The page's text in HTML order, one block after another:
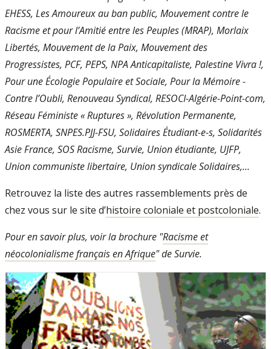
EHESS, Les Amoureux au ban public, Mouvement contre le
Racisme et pour l’Amitié entre les Peuples (MRAP), Morlaix
Libertés, Mouvement de la Paix, Mouvement des
Progressistes, PCF, PEPS, NPA Anticapitaliste, Palestine Vivra !,
Pour une Écologie Populaire et Sociale, Pour la Mémoire -
Contre l’Oubli, Renouveau Syndical, RESOCI-Algérie-Point-com,
Réseau Féministe « Ruptures », Révolution Permanente,
ROSMERTA, SNPES.PJJ-FSU, Solidaires Étudiant-e-s, Solidarités
Asie France, SOS Racisme, Survie, Union étudiante, UJFP,
Union communiste libertaire, Union syndicale Solidaires,...
Retrouvez la liste des autres rassemblements près de
chez vous sur le site d’histoire coloniale et postcoloniale.
Pour en savoir plus, voir la brochure "Racisme et
néocolonialisme français en Afrique" de Survie.